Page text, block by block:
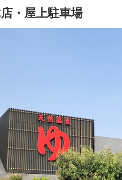
・屋上駐車場